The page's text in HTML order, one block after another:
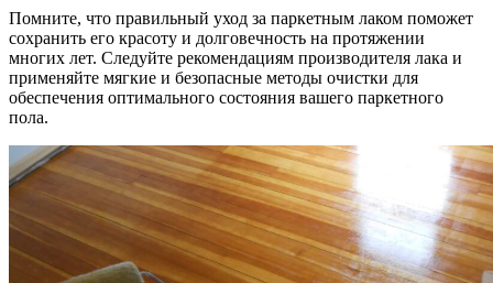
Помните, что правильный уход за паркетным лаком поможет
сохранить его красоту и долговечность на протяжении
многих лет. Следуйте рекомендациям производителя лака и
применяйте мягкие и безопасные методы очистки для
обеспечения оптимального состояния вашего паркетного
пола.